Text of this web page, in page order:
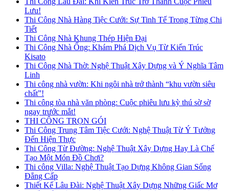
Lưu!
Thi Công Nhà Hàng Tiệc Cưới: Sự Tinh Tế Trong Từng Chi
Tiết
Thi Công Nhà Khung Thép Hiện Đại
Thi Công Nhà Ống: Khám Phá Dịch Vụ Từ Kiến Trúc
Kisato
Thi Công Nhà Thờ: Nghệ Thuật Xây Dựng và Ý Nghĩa Tâm
Linh
Thi công nhà vườn: Khi ngôi nhà trở thành “khu vườn siêu
chất”!
Thi công tòa nhà văn phòng: Cuộc phiêu lưu kỳ thú sờ sờ
ngay trước mắt!
THI CÔNG TRỌN GÓI
Thi Công Trung Tâm Tiệc Cưới: Nghệ Thuật Từ Ý Tưởng
Đến Hiện Thực
Thi Công Từ Đường: Nghệ Thuật Xây Dựng Hay Là Chế
Tạo Một Món Đồ Chơi?
Thi công Villa: Nghệ Thuật Tạo Dựng Không Gian Sống
Đẳng Cấp
Thiết Kế Lâu Đài: Nghệ Thuật Xây Dựng Những Giấc Mơ